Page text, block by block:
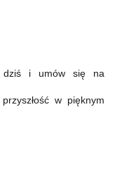
dziś i umów się na
w pięknym